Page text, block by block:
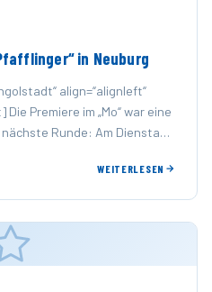
in Neuburg
align=“alignleft“
Premiere im „Mo“ war eine
Runde: Am Dienstag,
WEITERLESEN